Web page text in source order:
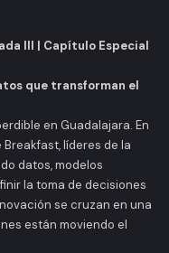
III | Capítulo Especial
que transforman el
en Guadalajara. En
Breakfast, líderes de la
datos, modelos
la toma de decisiones
se cruzan en una
están moviendo el